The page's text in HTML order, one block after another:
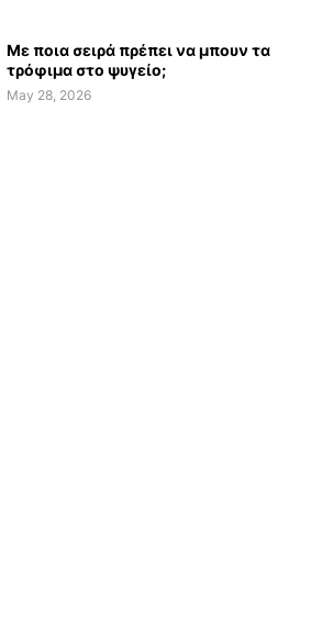
Με ποια σειρά πρέπει να μπουν τα
τρόφιμα στο ψυγείο;
May 28, 2026